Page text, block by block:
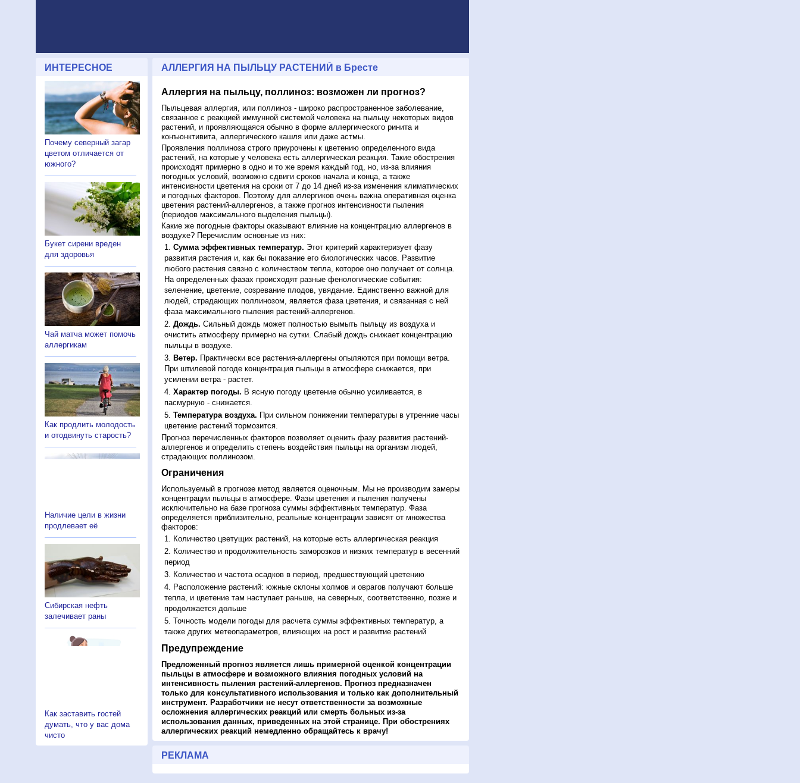
ИНТЕРЕСНОЕ
Почему северный загар
цветом отличается от
южного?
Букет сирени вреден
для здоровья
Чай матча может помочь
аллергикам
Как продлить молодость
и отодвинуть старость?
Наличие цели в жизни
продлевает её
Сибирская нефть
залечивает раны
Как заставить гостей
думать, что у вас дома
чисто
АЛЛЕРГИЯ НА ПЫЛЬЦУ РАСТЕНИЙ в Бресте
Аллергия на пыльцу, поллиноз: возможен ли прогноз?
Пыльцевая аллергия, или поллиноз - широко распространенное заболевание,
связанное с реакцией иммунной системой человека на пыльцу некоторых видов
растений, и проявляющаяся обычно в форме аллергического ринита и
конъюнктивита, аллергического кашля или даже астмы.
Проявления поллиноза строго приурочены к цветению определенного вида
растений, на которые у человека есть аллергическая реакция. Такие обострения
происходят примерно в одно и то же время каждый год, но, из-за влияния
погодных условий, возможно сдвиги сроков начала и конца, а также
интенсивности цветения на сроки от 7 до 14 дней из-за изменения климатических
и погодных факторов. Поэтому для аллергиков очень важна оперативная оценка
цветения растений-аллергенов, а также прогноз интенсивности пыления
(периодов максимального выделения пыльцы).
Какие же погодные факторы оказывают влияние на концентрацию аллергенов в
воздухе? Перечислим основные из них:
Сумма эффективных температур. Этот критерий характеризует фазу
развития растения и, как бы показание его биологических часов. Развитие
любого растения связно с количеством тепла, которое оно получает от солнца.
На определенных фазах происходят разные фенологические события:
зеленение, цветение, созревание плодов, увядание. Единственно важной для
людей, страдающих поллинозом, является фаза цветения, и связанная с ней
фаза максимального пыления растений-аллергенов.
Дождь. Сильный дождь может полностью вымыть пыльцу из воздуха и
очистить атмосферу примерно на сутки. Слабый дождь снижает концентрацию
пыльцы в воздухе.
Ветер. Практически все растения-аллергены опыляются при помощи ветра.
При штилевой погоде концентрация пыльцы в атмосфере снижается, при
усилении ветра - растет.
Характер погоды. В ясную погоду цветение обычно усиливается, в
пасмурную - снижается.
Температура воздуха. При сильном понижении температуры в утренние часы
цветение растений тормозится.
Прогноз перечисленных факторов позволяет оценить фазу развития растений-
аллергенов и определить степень воздействия пыльцы на организм людей,
страдающих поллинозом.
Ограничения
Используемый в прогнозе метод является оценочным. Мы не производим замеры
концентрации пыльцы в атмосфере. Фазы цветения и пыления получены
исключительно на базе прогноза суммы эффективных температур. Фаза
определяется приблизительно, реальные концентрации зависят от множества
факторов:
Количество цветущих растений, на которые есть аллергическая реакция
Количество и продолжительность заморозков и низких температур в весенний
период
Количество и частота осадков в период, предшествующий цветению
Расположение растений: южные склоны холмов и оврагов получают больше
тепла, и цветение там наступает раньше, на северных, соответственно, позже и
продолжается дольше
Точность модели погоды для расчета суммы эффективных температур, а
также других метеопараметров, влияющих на рост и развитие растений
Предупреждение
Предложенный прогноз является лишь примерной оценкой концентрации
пыльцы в атмосфере и возможного влияния погодных условий на
интенсивность пыления растений-аллергенов. Прогноз предназначен
только для консультативного использования и только как дополнительный
инструмент. Разработчики не несут ответственности за возможные
осложнения аллергических реакций или смерть больных из-за
использования данных, приведенных на этой странице. При обострениях
аллергических реакций немедленно обращайтесь к врачу!
РЕКЛАМА